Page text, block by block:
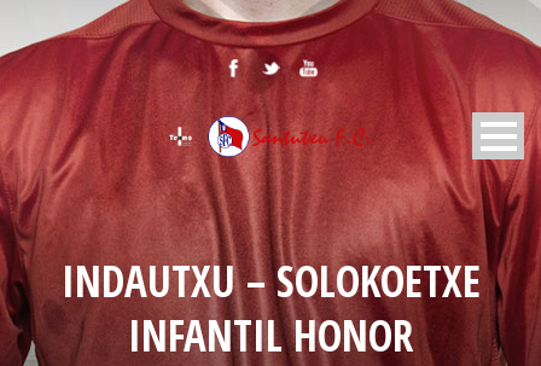
INDAUTXU – SOLOKOETXE
INFANTIL HONOR